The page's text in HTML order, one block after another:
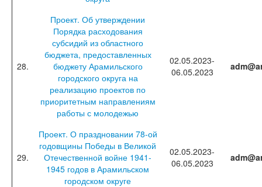
28.
Проект. Об утверждении
Порядка расходования
субсидий из областного
бюджета, предоставленных
бюджету Арамильского
городского округа на
реализацию проектов по
приоритетным направлениям
работы с молодежью
02.05.2023-
06.05.2023
29.
Проект. О праздновании 78-ой
годовщины Победы в Великой
Отечественной войне 1941-
1945 годов в Арамильском
городском округе
02.05.2023-
06.05.2023